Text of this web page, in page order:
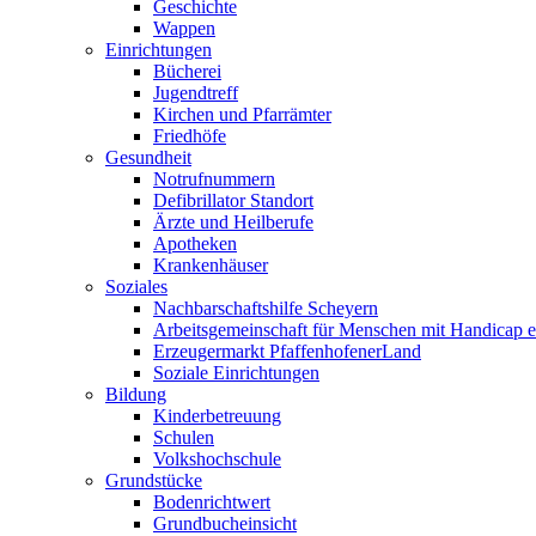
Geschichte
Wappen
Einrichtungen
Bücherei
Jugendtreff
Kirchen und Pfarrämter
Friedhöfe
Gesundheit
Notrufnummern
Defibrillator Standort
Ärzte und Heilberufe
Apotheken
Krankenhäuser
Soziales
Nachbarschaftshilfe Scheyern
Arbeitsgemeinschaft für Menschen mit Handicap
Erzeugermarkt PfaffenhofenerLand
Soziale Einrichtungen
Bildung
Kinderbetreuung
Schulen
Volkshochschule
Grundstücke
Bodenrichtwert
Grundbucheinsicht